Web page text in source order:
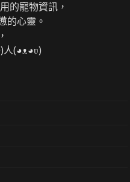
的寵物資訊，
的心靈。
(◕ᴥ◕ʋ)